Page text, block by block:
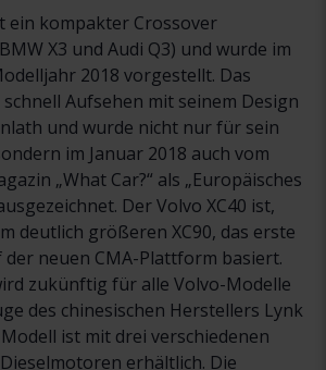
ein kompakter Crossover
X3 und Audi Q3) und wurde im
2018 vorgestellt. Das
Aufsehen mit seinem Design
und wurde nicht nur für sein
im Januar 2018 auch vom
„What Car?“ als „Europäisches
Der Volvo XC40 ist,
deutlich größeren XC90, das erste
der neuen CMA-Plattform basiert.
zukünftig für alle Volvo-Modelle
des chinesischen Herstellers Lynk
Modell ist mit drei verschiedenen
erhältlich. Die